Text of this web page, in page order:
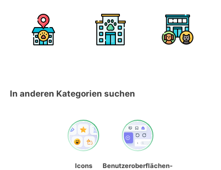
In anderen Kategorien suchen
Icons
Benutzeroberflächen-